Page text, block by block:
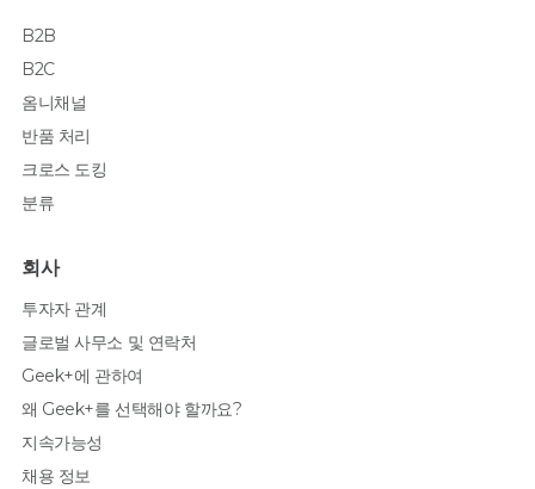
B2B
B2C
옴니채널
반품 처리
크로스 도킹
분류
회사
투자자 관계
글로벌 사무소 및 연락처
Geek+에 관하여
왜 Geek+를 선택해야 할까요?
지속가능성
채용 정보